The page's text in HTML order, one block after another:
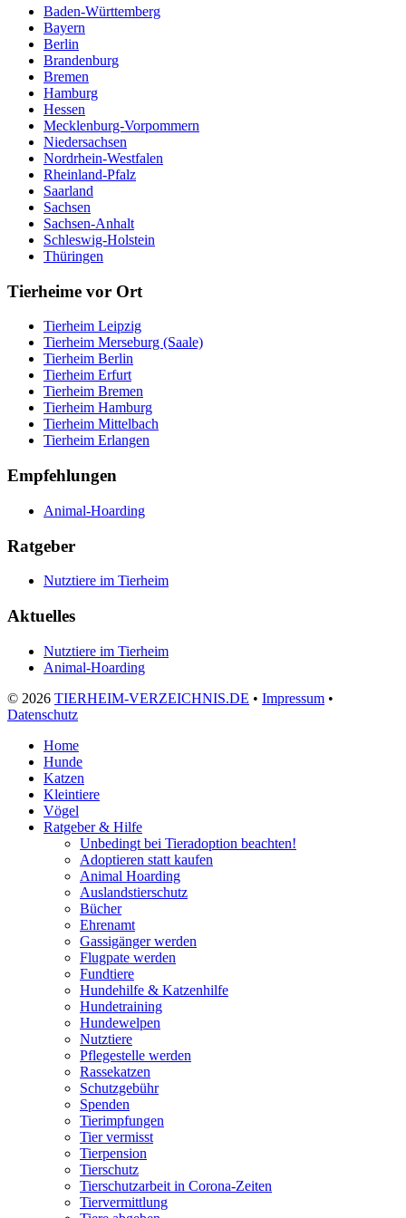
Baden-Württemberg
Bayern
Berlin
Brandenburg
Bremen
Hamburg
Hessen
Mecklenburg-Vorpommern
Niedersachsen
Nordrhein-Westfalen
Rheinland-Pfalz
Saarland
Sachsen
Sachsen-Anhalt
Schleswig-Holstein
Thüringen
Tierheime vor Ort
Tierheim Leipzig
Tierheim Merseburg (Saale)
Tierheim Berlin
Tierheim Erfurt
Tierheim Bremen
Tierheim Hamburg
Tierheim Mittelbach
Tierheim Erlangen
Empfehlungen
Animal-Hoarding
Ratgeber
Nutztiere im Tierheim
Aktuelles
Nutztiere im Tierheim
Animal-Hoarding
© 2026 TIERHEIM-VERZEICHNIS.DE • Impressum •
Datenschutz
Home
Hunde
Katzen
Kleintiere
Vögel
Ratgeber & Hilfe
Unbedingt bei Tieradoption beachten!
Adoptieren statt kaufen
Animal Hoarding
Auslandstierschutz
Bücher
Ehrenamt
Gassigänger werden
Flugpate werden
Fundtiere
Hundehilfe & Katzenhilfe
Hundetraining
Hundewelpen
Nutztiere
Pflegestelle werden
Rassekatzen
Schutzgebühr
Spenden
Tierimpfungen
Tier vermisst
Tierpension
Tierschutz
Tierschutzarbeit in Corona-Zeiten
Tiervermittlung